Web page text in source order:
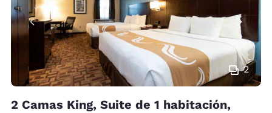
2
2 Camas King, Suite de 1 habitación,